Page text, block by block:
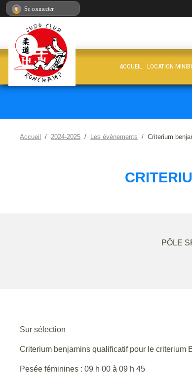
Accueil 2024-2025 Les évènements Criterium
PÔLE
Sur sélection
Criterium benjamins qualificatif pour le criterium
Pesée féminines : 09 h 00 à 09 h 45
ACCUEIL LOCATION
Se connecter
Panneau de gestion des cookies